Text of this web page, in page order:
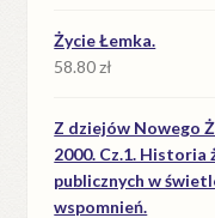
Życie Łemka.
58.80zł
Z dziejów Nowego
2000. Cz.1.
publicznych w
wspomnień.